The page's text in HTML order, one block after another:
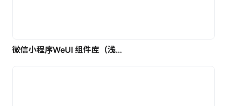
微信小程序WeUI 组件库（浅色）| 免费UI设计素材